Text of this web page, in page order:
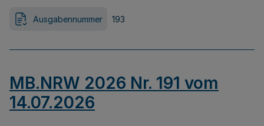
Ausgabennummer 193
MB.NRW 2026 Nr. 191 vom
14.07.2026